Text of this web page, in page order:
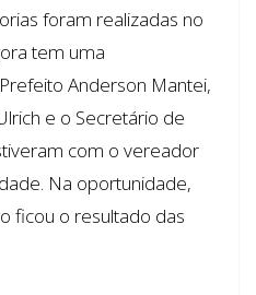
foram realizadas no
tem uma
Anderson Mantei,
e o Secretário de
com o vereador
Na oportunidade,
ficou o resultado das